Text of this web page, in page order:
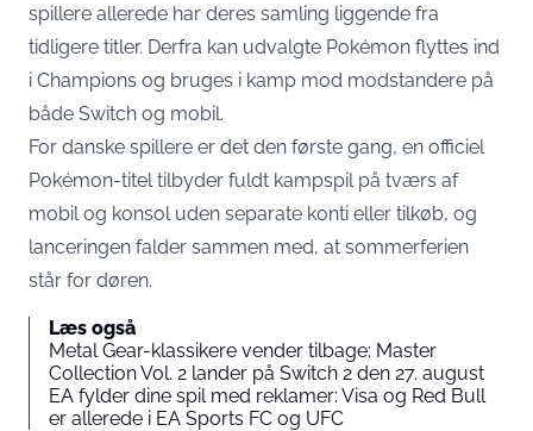
spillere allerede har deres samling liggende fra
tidligere titler. Derfra kan udvalgte Pokémon flyttes ind
i Champions og bruges i kamp mod modstandere på
både Switch og mobil.
For danske spillere er det den første gang, en officiel
Pokémon-titel tilbyder fuldt kampspil på tværs af
mobil og konsol uden separate konti eller tilkøb, og
lanceringen falder sammen med, at sommerferien
står for døren.
Læs også
Metal Gear-klassikere vender tilbage: Master
Collection Vol. 2 lander på Switch 2 den 27. august
EA fylder dine spil med reklamer: Visa og Red Bull
er allerede i EA Sports FC og UFC